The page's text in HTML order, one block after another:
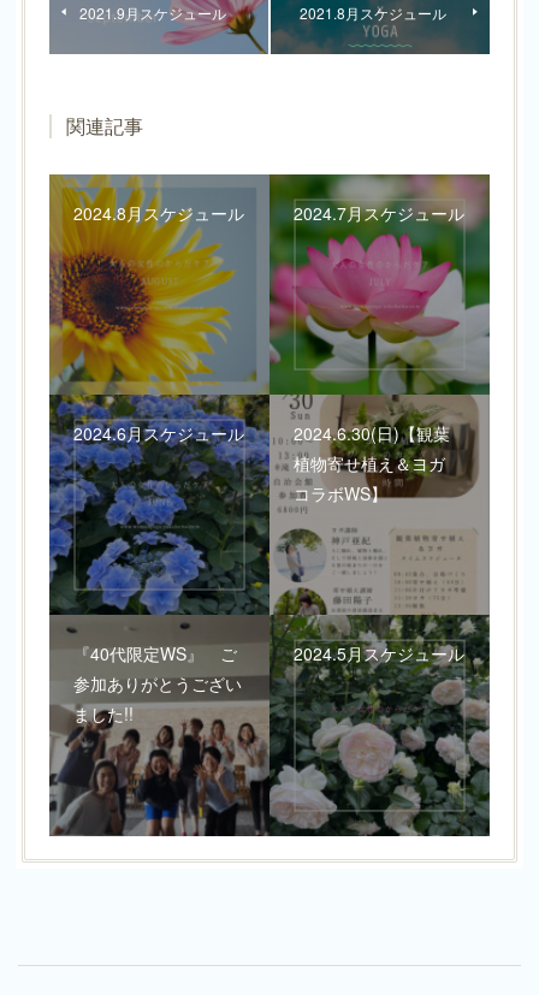
2021.9月スケジュール 2021.8月スケジュール
関連記事
2024.8月スケジュール 2024.7月スケジュール
2024.6月スケジュール
2024.6.30(日)【観葉
植物寄せ植え＆ヨガ
コラボWS】
『40代限定WS』 ご
参加ありがとうござい
ました!!
2024.5月スケジュール